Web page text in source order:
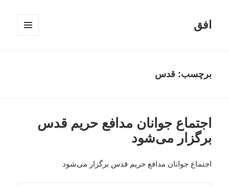
افق
برچسب: قدس
اجتماع جوانان مدافع حریم قدس
برگزار می‌شود
اجتماع جوانان مدافع حریم قدس برگزار می‌شود